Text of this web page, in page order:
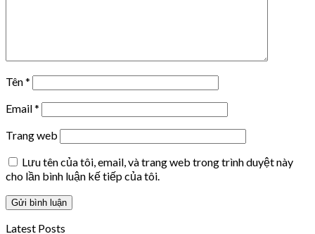
Tên*
Email*
Trang web
Lưu tên của tôi, email, và trang web trong trình duyệt này
cho lần bình luận kế tiếp của tôi.
Latest Posts